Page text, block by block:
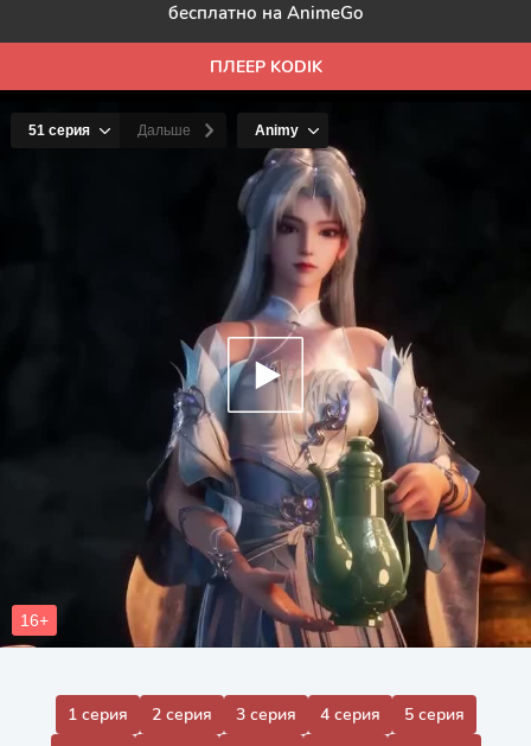
бесплатно на AnimeGo
ПЛЕЕР KODIK
1 серия 2 серия 3 серия 4 серия
5 серия